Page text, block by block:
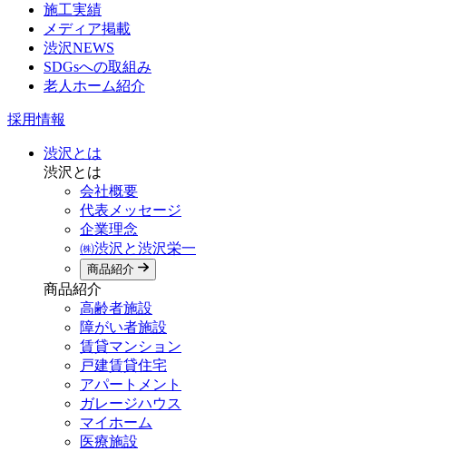
施工実績
メディア掲載
渋沢NEWS
SDGsへの取組み
老人ホーム紹介
採用情報
渋沢とは
渋沢とは
会社概要
代表メッセージ
企業理念
㈱渋沢と渋沢栄一
商品紹介
商品紹介
高齢者施設
障がい者施設
賃貸マンション
戸建賃貸住宅
アパートメント
ガレージハウス
マイホーム
医療施設